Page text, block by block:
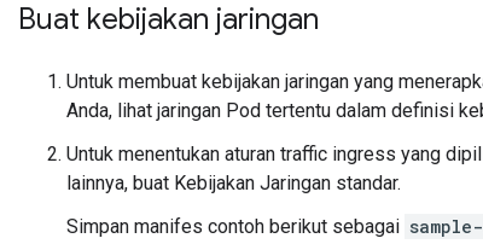
Buat kebijakan jaringan
Untuk membuat kebijakan jaringan yang
Anda, lihat jaringan Pod tertentu dalam definisi
Untuk menentukan aturan traffic ingress yang
lainnya, buat Kebijakan Jaringan standar.
Simpan manifes contoh berikut sebagai